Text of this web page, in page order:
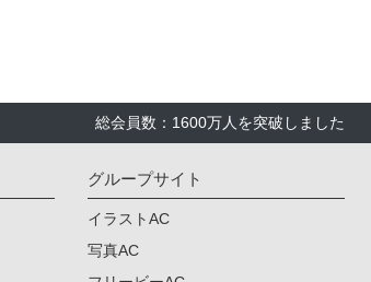
総会員数：1600万人を突破しました
グループサイト
イラストAC
写真AC